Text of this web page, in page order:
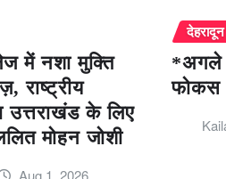
में नशा मुक्ति
राष्ट्रीय
के लिए
मोहन जोशी
देहरादून
*अगले
फोकस